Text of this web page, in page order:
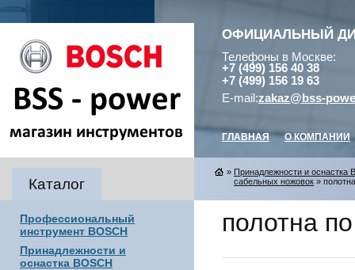
ОФИЦИАЛЬНЫЙ
Телефоны в Москве:
+7 (499) 156 40 38
+7 (499) 156 19 63
E-mail:zakaz@bss-
ГЛАВНАЯ О КОМПАНИИ
Каталог
Профессиональный
инструмент BOSCH
Принадлежности и
оснастка BOSCH
» Принадлежности и оснастка
сабельных ножовок »
полотна